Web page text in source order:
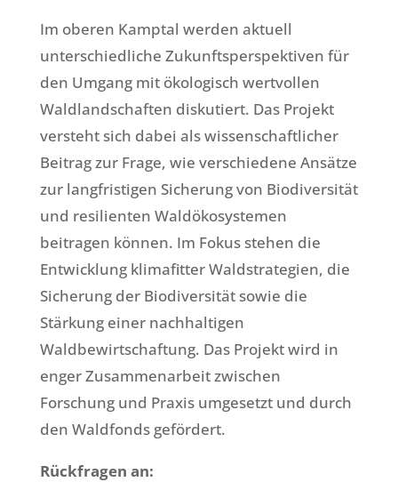
Im oberen Kamptal werden aktuell
unterschiedliche Zukunftsperspektiven für
den Umgang mit ökologisch wertvollen
Waldlandschaften diskutiert. Das Projekt
versteht sich dabei als wissenschaftlicher
Beitrag zur Frage, wie verschiedene Ansätze
zur langfristigen Sicherung von Biodiversität
und resilienten Waldökosystemen
beitragen können. Im Fokus stehen die
Entwicklung klimafitter Waldstrategien, die
Sicherung der Biodiversität sowie die
Stärkung einer nachhaltigen
Waldbewirtschaftung. Das Projekt wird in
enger Zusammenarbeit zwischen
Forschung und Praxis umgesetzt und durch
den Waldfonds gefördert.
Rückfragen an: